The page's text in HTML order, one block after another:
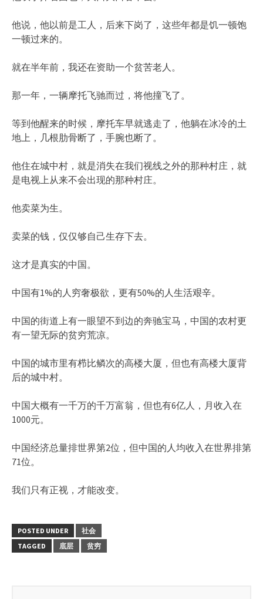
他说，他以前是工人，后来下岗了，这些年都是饥一顿饱
一顿过来的。
就在半年前，我还在资助一个贫苦老人。
那一年，一辆摩托飞驰而过，将他撞飞了。
等到他醒来的时候，摩托车早就逃走了，他躺在冰冷的土
地上，几根肋骨断了，手腕也断了。
他住在城中村，就是消失在我们视线之外的那种村庄，就
是电视上从来不会出现的那种村庄。
他卖菜为生。
卖菜的钱，仅仅够自己生存下去。
这才是真实的中国。
中国有1%的人穷奢极欲，更有50%的人生活艰辛。
中国的街道上有一眼望不到边的奔驰宝马，中国的农村更
有一望无际的贫穷荒凉。
中国的城市里有栉比鳞次的高楼大厦，但也有高楼大厦背
后的城中村。
中国大概有一千万的千万富翁，但也有6亿人，月收入在
1000元。
中国经济总量排世界第2位，但中国的人均收入在世界排第
71位。
我们只有正视，才能改变。
POSTED UNDER
社会
TAGGED
底层 贫穷